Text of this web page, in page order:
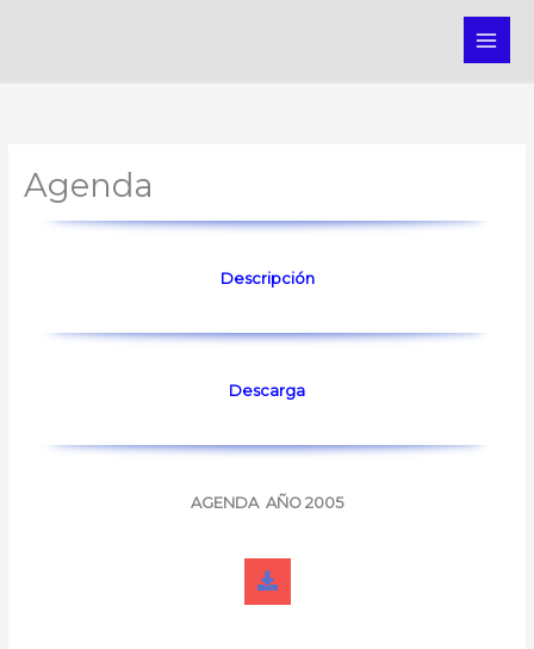
Agenda
Descripción
Descarga
AGENDA AÑO 2005